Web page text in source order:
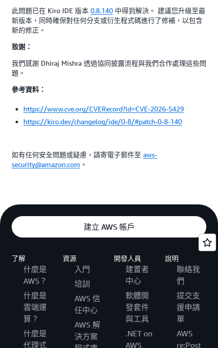
此問題已在 Kiro IDE 版本 0.8.140 中得到解決。 建議您升級至最
新版本，同時確保對任何分支或衍生程式碼進行了修補，以包含
新的修正。
致謝：
我們感謝 Dhiraj Mishra 透過協同披露流程與我們合作處理這些問
題。
參考資料：
https://www.cve.org/CVERecord?id=CVE-2026-5429
https://kiro.dev/changelog/ide/0-8/#patch-0-8-140
如有任何安全問題或疑慮，請寄電子郵件至 aws-
security@amazon.com 。
建立 AWS 帳戶
了解
什麼是
AWS？
什麼是
雲端運
算？
什麼是
代理式
資源
入門
培訓
AWS 信
任中心
AWS 解
決方案
開發人員
建置者
中心
軟體開
發套件
與工具
.NET on
AWS
說明
聯絡我
們
提交支
援申請
單
AWS
re:Post